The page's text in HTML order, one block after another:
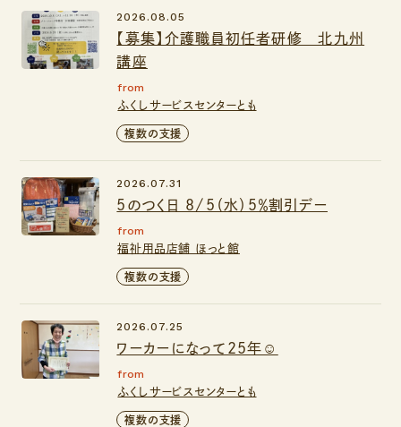
【募集】介護職員初任者研修 北九州
講座
2026.08.05
from
ふくしサービスセンターとも
複数の支援
5のつく日 8/5（水）５％割引デー
2026.07.31
from
福祉用品店舗 ほっと館
複数の支援
ワーカーになって25年☺️
2026.07.25
from
ふくしサービスセンターとも
複数の支援